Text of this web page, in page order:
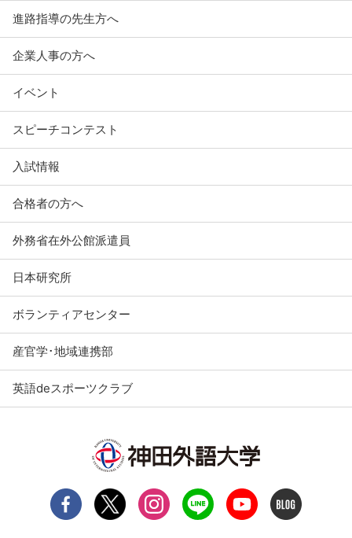
進路指導の先生方へ
企業人事の方へ
イベント
スピーチコンテスト
入試情報
合格者の方へ
外務省在外公館派遣員
日本研究所
ボランティアセンター
産官学･地域連携部
英語deスポーツクラブ